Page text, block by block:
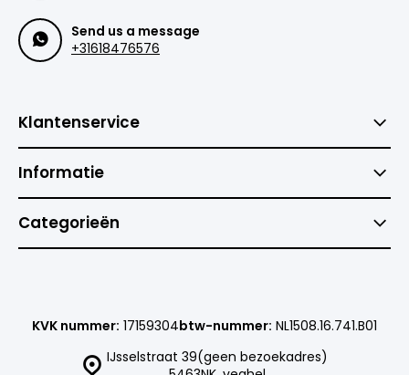
Send us a message
+31618476576
Klantenservice
Informatie
Categorieën
IJsselstraat 39(geen bezoekadres)
KVK nummer: 17159304btw-nummer: NL1508.16.741.B01